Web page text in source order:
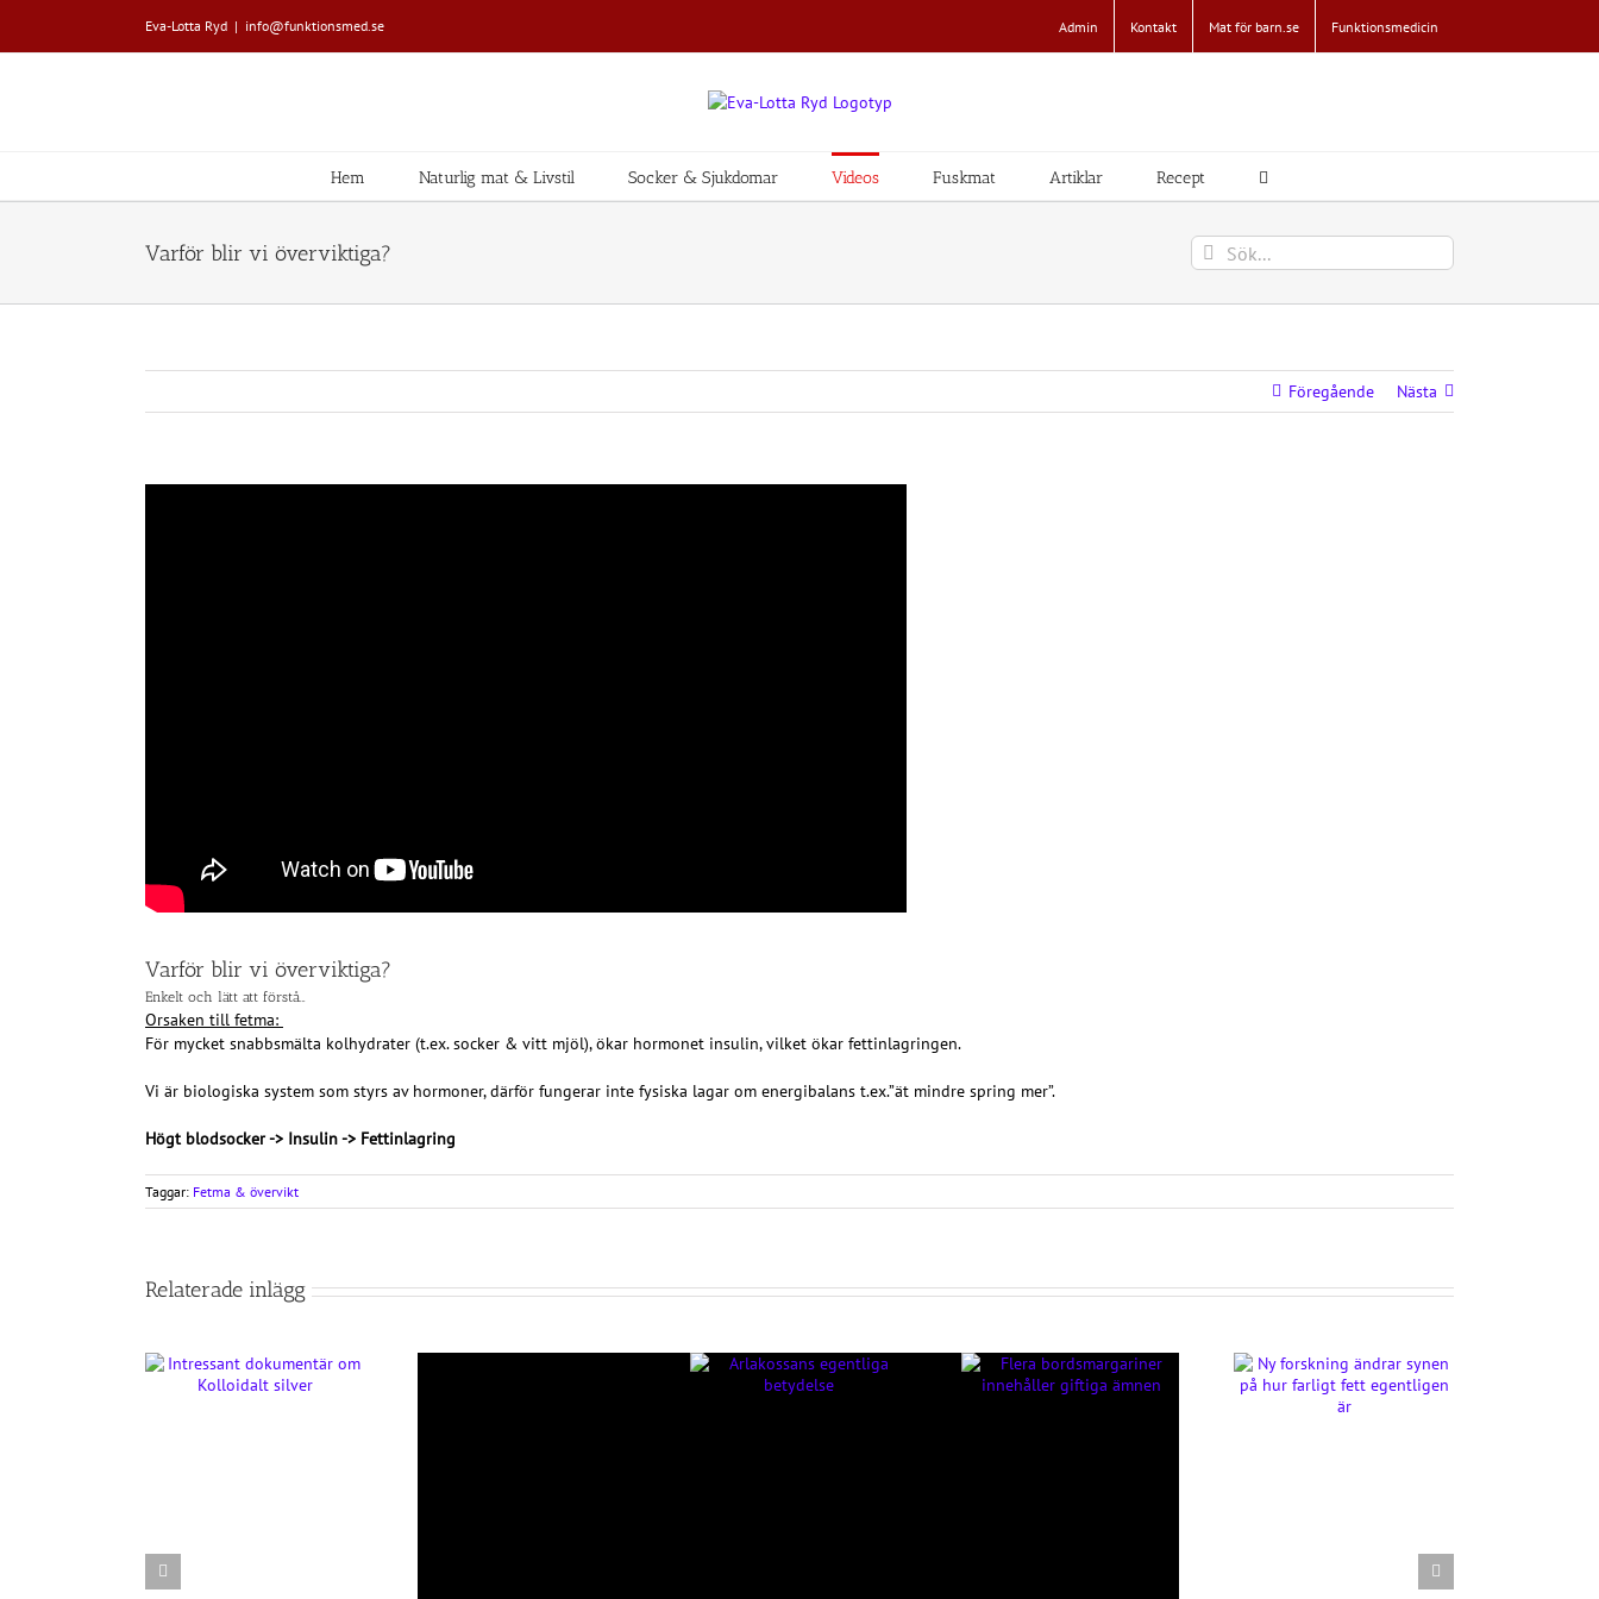
innehållet
Eva-Lotta Ryd | info@funktionsmed.se Admin Kontakt Mat för barn.se Funktionsmedicin
Hem Naturlig mat & Livstil Socker & Sjukdomar Videos Fuskmat Artiklar Recept
Varför blir vi överviktiga?
Sök
efter:
Föregående Nästa
Varför blir vi överviktiga?
Enkelt och lätt att förstå…
Orsaken till fetma:
För mycket snabbsmälta kolhydrater (t.ex. socker & vitt mjöl), ökar hormonet insulin, vilket ökar fettinlagringen.
Vi är biologiska system som styrs av hormoner, därför fungerar inte fysiska lagar om energibalans t.ex.”ät mindre spring mer”.
Högt blodsocker -> Insulin -> Fettinlagring
Taggar: Fetma & övervikt
Relaterade inlägg